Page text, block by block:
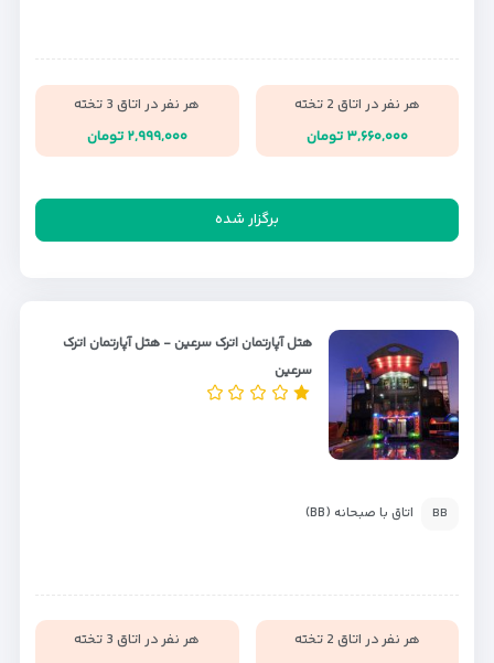
هر نفر در اتاق 2 تخته
۳,۶۶۰,۰۰۰ تومان
هر نفر در اتاق 3 تخته
۲,۹۹۹,۰۰۰ تومان
برگزار شده
هتل آپارتمان اترک سرعین - هتل آپارتمان اترک
سرعین
BB اتاق با صبحانه (BB)
هر نفر در اتاق 2 تخته
هر نفر در اتاق 3 تخته